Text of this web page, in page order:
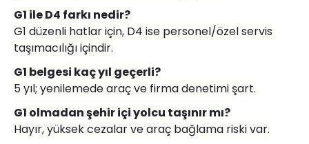
G1 ile D4 farkı nedir?
G1 düzenli hatlar için, D4 ise personel/özel servis
taşımacılığı içindir.
G1 belgesi kaç yıl geçerli?
5 yıl; yenilemede araç ve firma denetimi şart.
G1 olmadan şehir içi yolcu taşınır mı?
Hayır, yüksek cezalar ve araç bağlama riski var.